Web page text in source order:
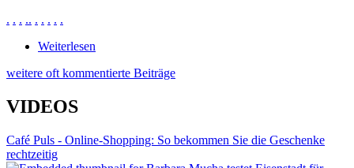
. . . .. . . . . .
Weiterlesen
weitere oft kommentierte Beiträge
VIDEOS
Café Puls - Online-Shopping: So bekommen Sie die Geschenke
rechtzeitig